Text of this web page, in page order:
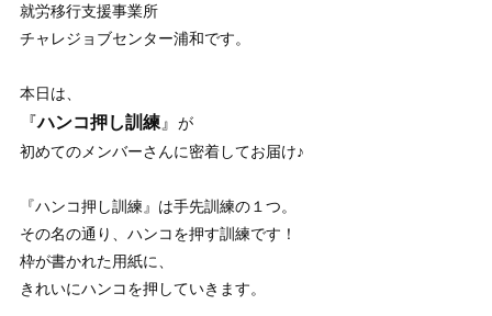
就労移行支援事業所
チャレジョブセンター浦和です。
本日は、
『ハンコ押し訓練』 が
初めてのメンバーさんに密着してお届け♪
『ハンコ押し訓練』は手先訓練の１つ。
その名の通り、ハンコを押す訓練です！
枠が書かれた用紙に、
きれいにハンコを押していきます。